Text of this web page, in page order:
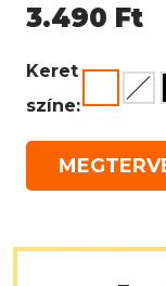
3.490 Ft
Keret
színe: